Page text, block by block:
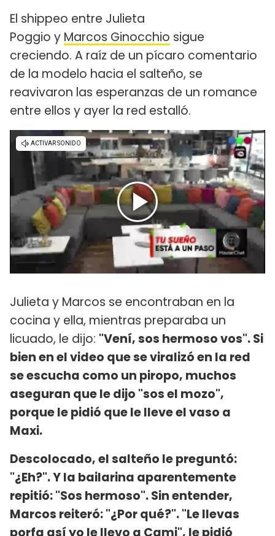
El shippeo entre Julieta
Poggio y Marcos Ginocchio sigue
creciendo. A raíz de un pícaro comentario
de la modelo hacia el salteño, se
reavivaron las esperanzas de un romance
entre ellos y ayer la red estalló.
Julieta y Marcos se encontraban en la
cocina y ella, mientras preparaba un
licuado, le dijo: "Vení, sos hermoso vos". Si
bien en el video que se viralizó en la red
se escucha como un piropo, muchos
aseguran que le dijo "sos el mozo",
porque le pidió que le lleve el vaso a
Maxi.
Descolocado, el salteño le preguntó:
"¿Eh?". Y la bailarina aparentemente
repitió: "Sos hermoso". Sin entender,
Marcos reiteró: "¿Por qué?". "Le llevas
porfa así yo le llevo a Cami", le pidió